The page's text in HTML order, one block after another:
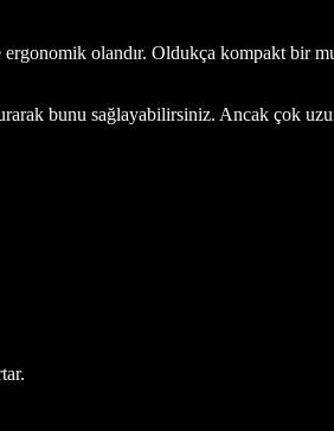
olandır. Oldukça kompakt bir
bunu sağlayabilirsiniz. Ancak çok